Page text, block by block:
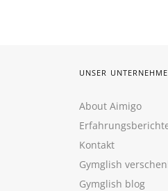
UNSER
About Aimigo
Kontakt
Gymglish
Gymglish blog